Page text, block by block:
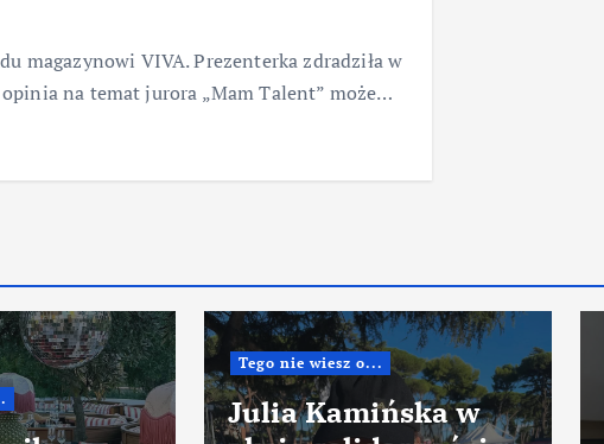
magazynowi VIVA. Prezenterka zdradziła w
opinia na temat jurora „Mam Talent” może…
Tego nie wiesz o...
Julia Kamińska w